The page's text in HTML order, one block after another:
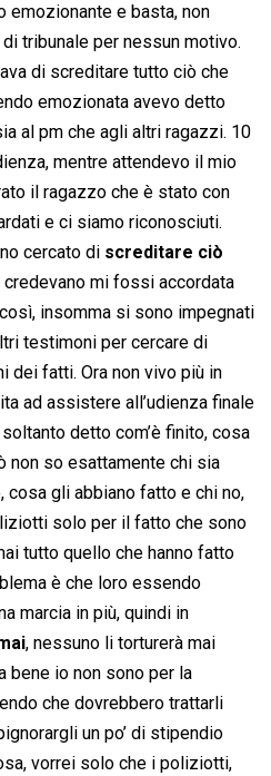
emozionante e basta, non
di tribunale per nessun motivo.
di screditare tutto ciò che
emozionata avevo detto
al pm che agli altri ragazzi. 10
mentre attendevo il mio
il ragazzo che è stato con
e ci siamo riconosciuti.
cercato di screditare ciò
credevano mi fossi accordata
insomma si sono impegnati
testimoni per cercare di
dei fatti. Ora non vivo più in
ad assistere all’udienza finale
detto com’è finito, cosa
non so esattamente chi sia
gli abbiano fatto e chi no,
solo per il fatto che sono
tutto quello che hanno fatto
è che loro essendo
marcia in più, quindi in
, nessuno li torturerà mai
bene io non sono per la
che dovrebbero trattarli
un po’ di stipendio
vorrei solo che i poliziotti,